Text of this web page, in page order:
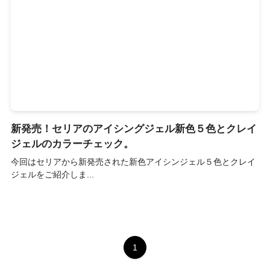
新発売！セリアのアイシングジェル新色５色とクレイ
ジェルのカラーチェック。
今回はセリアから新発売された新色アイシンジェル５色とクレイ
ジェルをご紹介しま...
1